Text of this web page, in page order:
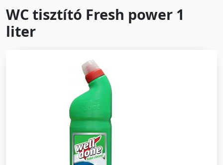
WC tisztító Fresh power 1
liter